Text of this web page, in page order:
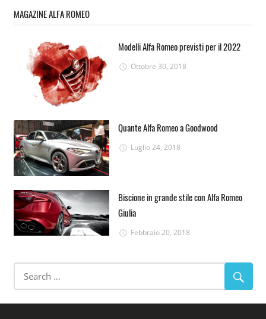
MAGAZINE ALFA ROMEO
Modelli Alfa Romeo previsti per il 2022
Ottobre 30, 2018
Quante Alfa Romeo a Goodwood
Luglio 24, 2018
Biscione in grande stile con Alfa Romeo
Giulia
Febbraio 20, 2018